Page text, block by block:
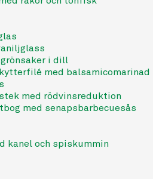
i dill
med balsamicomarinad
med rödvinsreduktion
med senapsbarbecuesås
kanel och spiskummin